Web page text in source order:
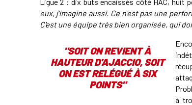
eux, j'imagine aussi. Ce n'est pas une
C'est une équipe très bien organisée, qui
"SOIT ON REVIENT À
HAUTEUR D'AJACCIO, SOIT
ON EST RELÉGUÉ À SIX
POINTS"
à